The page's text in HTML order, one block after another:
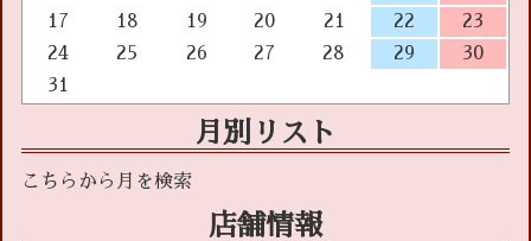
17
18 19 20 21 22
23
24
25 26 27 28 29
30
31
月別リスト
店舗情報